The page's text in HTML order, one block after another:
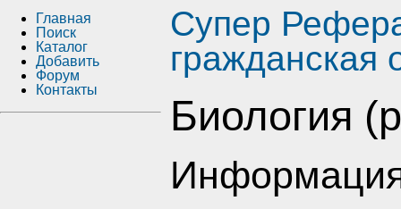
Супер
гражданская
Биология
Главная
Поиск
Каталог
Добавить
Форум
Контакты